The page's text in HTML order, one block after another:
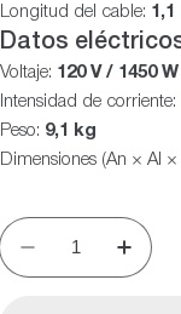
Longitud del cable: 1,1
Datos
Voltaje: 120 V / 1450 W
Intensidad de corriente:
Peso: 9,1 kg
Dimensiones (An × Al ×